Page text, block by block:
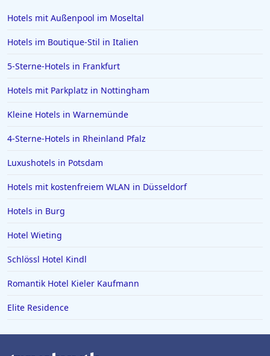
Hotels mit Außenpool im Moseltal
Hotels im Boutique-Stil in Italien
5-Sterne-Hotels in Frankfurt
Hotels mit Parkplatz in Nottingham
Kleine Hotels in Warnemünde
4-Sterne-Hotels in Rheinland Pfalz
Luxushotels in Potsdam
Hotels mit kostenfreiem WLAN in Düsseldorf
Hotels in Burg
Hotel Wieting
Schlössl Hotel Kindl
Romantik Hotel Kieler Kaufmann
Elite Residence